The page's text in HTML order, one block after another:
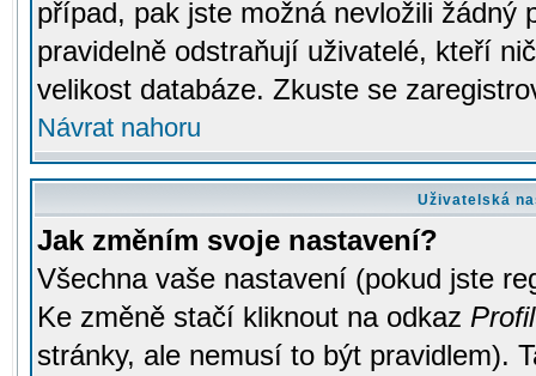
případ, pak jste možná nevložili žádný
pravidelně odstraňují uživatelé, kteří
velikost databáze. Zkuste se
Návrat nahoru
Uživatelská
Jak změním svoje nastavení?
Všechna vaše nastavení (pokud jste
Ke změně stačí kliknout na odkaz Profil
stránky, ale nemusí to být pravidlem).